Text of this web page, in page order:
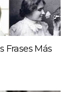
Frases Más